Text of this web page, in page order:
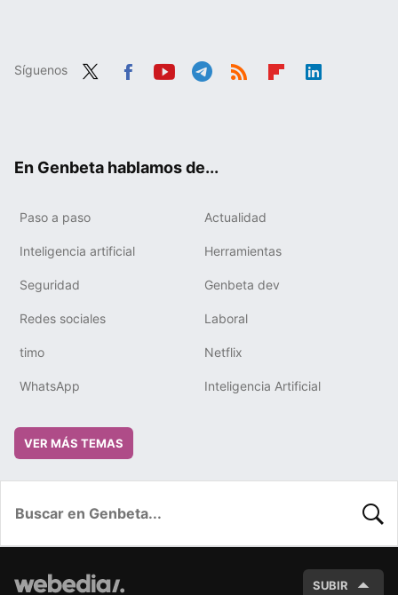
Síguenos
En Genbeta hablamos de...
Paso a paso Actualidad
Inteligencia artificial Herramientas
Seguridad Genbeta dev
Redes sociales Laboral
timo Netflix
WhatsApp Inteligencia Artificial
VER MÁS TEMAS
SUBIR